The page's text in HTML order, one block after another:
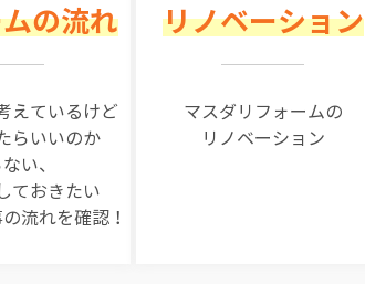
の流れ
えているけど
らいいのか
い、
ておきたい
流れを確認！
リノベーション
マスダリフォームの
リノベーション